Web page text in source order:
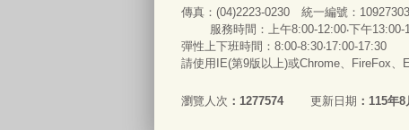
傳真：(04)2223-0230 統一編號 ：
服務時間：上午8:00-12:00‧下午13:00-
彈性上下班時間：8:00-8:30‧17:00-17:30
請使用IE(第9版以上)或Chrome、FireFox、
瀏覽人次 1277574 更新日期 115年8